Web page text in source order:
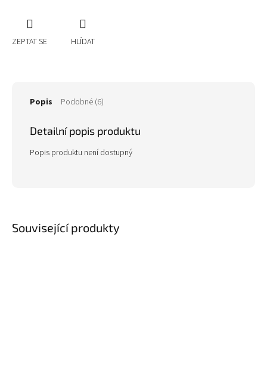
ZEPTAT SE HLÍDAT
Související produkty
Popis Podobné (6)
Detailní popis produktu
Popis produktu není dostupný